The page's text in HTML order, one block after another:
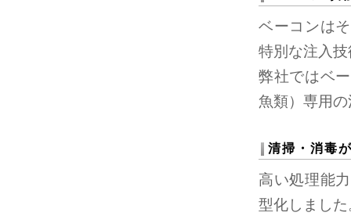
ベーコンは
特別な注入
弊社ではベ
魚類）専用
清掃・消毒
高い処理能
型化しました